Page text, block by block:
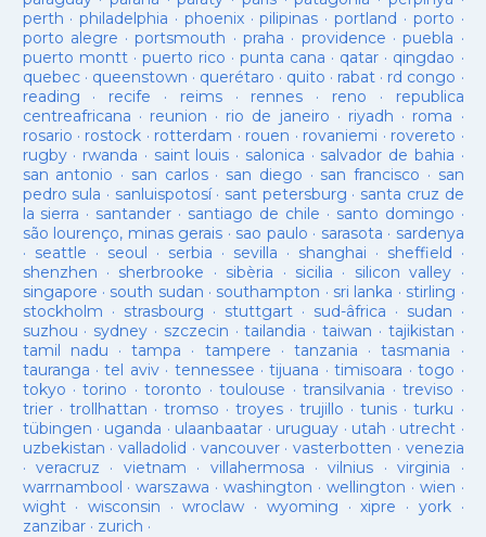
perth ·philadelphia · phoenix·pilipinas ·portland · porto ·
porto alegre ·portsmouth ·praha · providence ·puebla ·
puerto montt· puerto rico ·punta cana · qatar · qingdao ·
quebec· queenstown · querétaro · quito · rabat · rd congo ·
reading · recife · reims· rennes · reno · republica
centreafricana · reunion · rio de janeiro · riyadh · roma ·
rosario · rostock · rotterdam · rouen · rovaniemi · rovereto ·
rugby· rwanda · saint louis · salonica · salvador de bahia ·
san antonio · san carlos· san diego · san francisco · san
pedro sula · sanluispotosí· sant petersburg · santa cruz de
la sierra · santander · santiago de chile · santo domingo ·
são lourenço, minas gerais · sao paulo · sarasota · sardenya
· seattle · seoul · serbia · sevilla · shanghai · sheffield ·
shenzhen · sherbrooke · sibèria · sicilia · silicon valley ·
singapore · south sudan · southampton · sri lanka · stirling ·
stockholm · strasbourg · stuttgart· sud-âfrica · sudan ·
suzhou · sydney · szczecin ·tailandia ·taiwan · tajikistan ·
tamil nadu ·tampa · tampere · tanzania ·tasmania ·
tauranga ·tel aviv· tennessee ·tijuana ·timisoara ·togo ·
tokyo ·torino ·toronto ·toulouse ·transilvania ·treviso ·
trier· trollhattan · tromso · troyes·trujillo ·tunis ·turku ·
tübingen · uganda · ulaanbaatar · uruguay · utah · utrecht ·
uzbekistan · valladolid · vancouver· vasterbotten · venezia
· veracruz · vietnam · villahermosa ·vilnius ·virginia ·
warrnambool ·warszawa ·washington · wellington · wien ·
wight· wisconsin ·wroclaw · wyoming ·xipre · york·
zanzibar· zurich ·